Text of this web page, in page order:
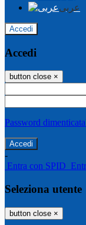
عربى
Accedi
Accedi
button close ×
Password
-
Entra con SPID
Seleziona utente
button close ×